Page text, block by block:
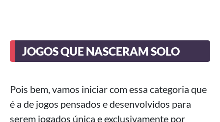
JOGOS QUE NASCERAM SOLO
Pois bem, vamos iniciar com essa categoria que
é a de jogos pensados e desenvolvidos para
serem jogados única e exclusivamente por